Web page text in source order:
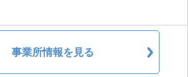
事業所情報を見る